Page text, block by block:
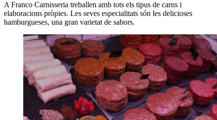
A Franco Carnisseria treballen amb tots els tipus de carns i
elaboracions pròpies. Les seves especialitats són les delicioses
hamburgueses, una gran varietat de sabors.